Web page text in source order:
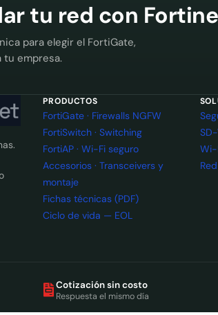
tu red con
para elegir el FortiGate,
tu empresa.
PRODUCTOS
FortiGate · Firewalls NGFW
FortiSwitch · Switching
FortiAP · Wi-Fi seguro
Accesorios · Transceivers y
montaje
Fichas técnicas (PDF)
Ciclo de vida — EOL
Wi-
Cotización sin costo
Respuesta el mismo día